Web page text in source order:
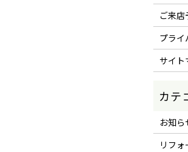
ご来店
プライ
サイト
お知
リフ